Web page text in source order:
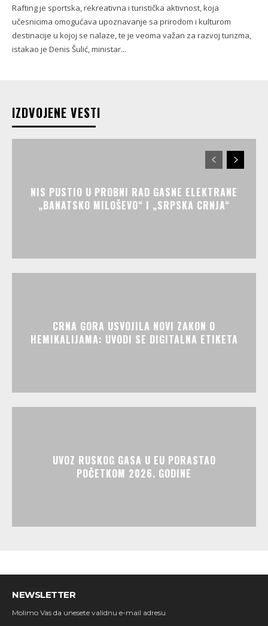
Rafting je sportska, rekreativna i turistička aktivnost, koja
učesnicima omogućava upoznavanje sa prirodom i kulturom
destinacije u kojoj se nalaze, te je veoma važan za razvoj turizma,
istakao je Denis Šulić, ministar...
IZDVOJENE VESTI
NIS PUSTIO U PROBNI RAD GASNE ELEKTRANE
„BANATSKO MILOŠEVO“ I „SRPSKA CRNJA“
CRNA GORA USVOJILA NOVI ZAKON O
HEMIKALIJAMA: UVODI SE DIGITALNA ETIKETA
UVOZ RUSKOG GASA U EU PORASTAO
POČETKOM 2026. GODINE
NEWSLETTER
Molimo Vas da unesete validnu e-mail adresu